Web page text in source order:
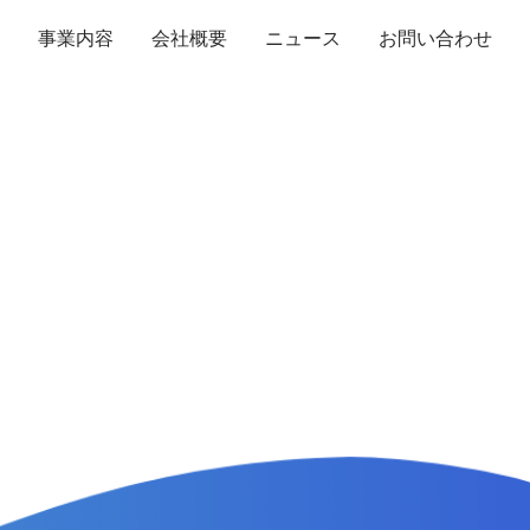
事業内容 会社概要 ニュース お問い合わせ